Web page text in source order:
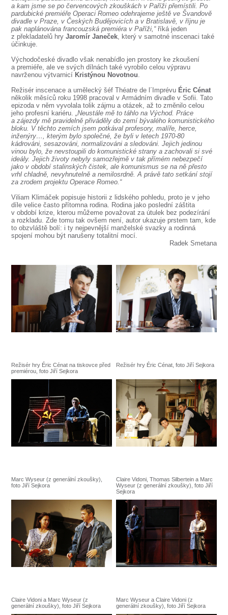
a kam jsme se po červencových zkouškách v Paříži přemístili. Po
pardubické premiéře Operaci Romeo odehrajeme ještě ve Švandově
divadle v Praze, v Českých Budějovicích a v Bratislavě, v říjnu je
pak naplánována francouzská premiéra v Paříži,“říká jeden
z překladatelů hryJaromír Janeček, který v samotné inscenaci také
účinkuje.
Východočeské divadlo však nenabídlo jen prostory ke zkoušení
a premiéře, ale ve svých dílnách také vyrobilo celou výpravu
navrženou výtvarnicí Kristýnou Novotnou.
Režisér inscenace a umělecký šéf Théatre de l´Imprévu Éric Cénat
několik měsíců roku 1998 pracoval v Armádním divadle v Sofii. Tato
epizoda v něm vyvolala tolik zájmu a otázek, až to změnilo celou
jeho profesní kariéru.„Neustále mě to táhlo na Východ. Práce
a zájezdy mě pravidelně přiváděly do zemí bývalého komunistického
bloku. V těchto zemích jsem potkával profesory, malíře, herce,
inženýry…, kterým bylo společné, že byli v letech 1970-80
kádrováni, sesazováni, normalizováni a sledováni. Jejich jedinou
vinou bylo, že nevstoupili do komunistické strany a zachovali si své
ideály. Jejich životy nebyly samozřejmě v tak přímém nebezpečí
jako v období stalinských čistek, ale komunismus se na ně přesto
vrhl chladně, nevyhnutelně a nemilosrdně. A právě tato setkání stojí
za zrodem projektu Operace Romeo.“
Viliam Klimáček popisuje historii z lidského pohledu, proto je v jeho
díle velice často přítomna rodina. Rodina jako poslední záštita
v období krize, kterou můžeme považovat za útulek bez podezírání
a rozkladu. Zde tomu tak ovšem není, autor ukazuje prstem tam, kde
to obzvláště bolí: i ty nejpevnější manželské svazky a rodinná
spojení mohou být narušeny totalitní mocí.
Radek Smetana
Režisér hry Éric Cénat na tiskovce před
premiérou, foto Jiří Sejkora
Režisér hry Éric Cénat, foto Jiří Sejkora
Marc Wyseur (z generální zkoušky),
foto Jiří Sejkora
Claire Vidoni, Thomas Silbertein a Marc
Wyseur (z generální zkoušky), foto Jiří
Sejkora
Claire Vidoni a Marc Wyseur (z
generální zkoušky), foto Jiří Sejkora
Marc Wyseur a Claire Vidoni (z
generální zkoušky), foto Jiří Sejkora